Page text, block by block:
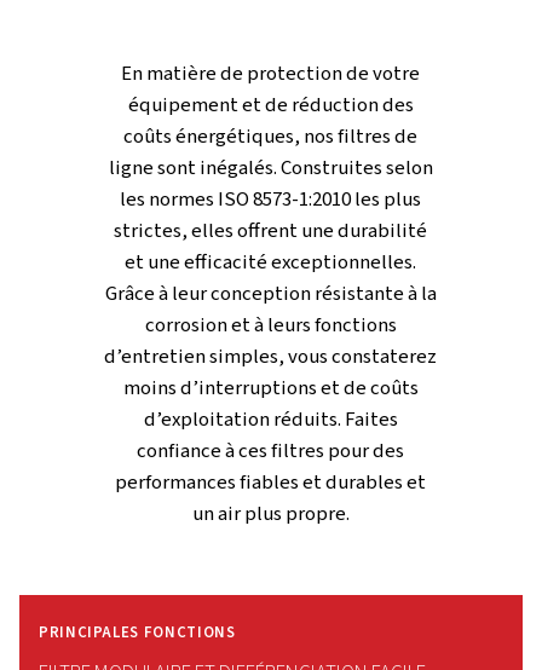
TOUTES LES CARACTÉRISTIQUES
Technologie de support de
pointe et conception